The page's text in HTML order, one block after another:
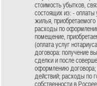
стоимость убытков,
состоящих из: - оплаты
жилья,
расходы по
помещение,
(оплата услуг
договора: получение
сделки и после
оформлению договора;
действий; расходы по
собственности в